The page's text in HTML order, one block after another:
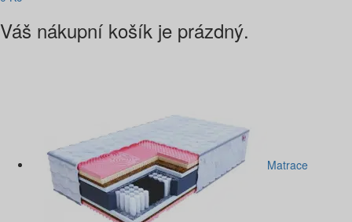
Váš nákupní košík je prázdný.
Matrace